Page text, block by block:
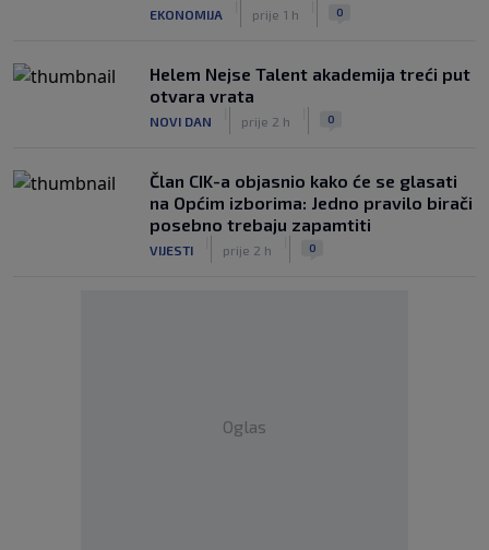
EKONOMIJA prije 1 h 0
Helem Nejse Talent akademija treći put
otvara vrata
NOVI DAN prije 2 h 0
Član CIK-a objasnio kako će se glasati
na Općim izborima: Jedno pravilo birači
posebno trebaju zapamtiti
VIJESTI prije 2 h 0
Oglas